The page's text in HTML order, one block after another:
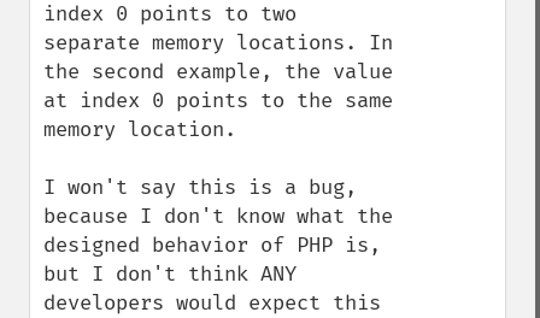
index 0 points to two
separate memory locations. In
the second example, the value
at index 0 points to the same
memory location.
I won't say this is a bug,
because I don't know what the
designed behavior of PHP is,
but I don't think ANY
developers would expect this